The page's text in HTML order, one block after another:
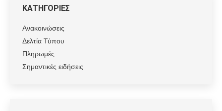
ΚΑΤΗΓΟΡΙΕΣ
Ανακοινώσεις
Δελτία Τύπου
Πληρωμές
Σημαντικές ειδήσεις